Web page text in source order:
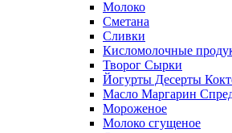
Молоко
Сметана
Сливки
Кисломолочные
Творог Сырки
Йогурты Десерты
Масло Маргарин
Мороженое
Молоко сгущеное